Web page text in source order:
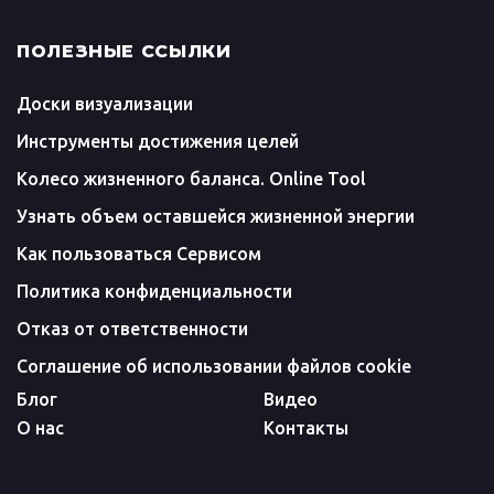
ПОЛЕЗНЫЕ ССЫЛКИ
Доски визуализации
Инструменты достижения целей
Колесо жизненного баланса. Online Tool
Узнать объем оставшейся жизненной энергии
Как пользоваться Сервисом
Политика конфиденциальности
Отказ от ответственности
Соглашение об использовании файлов cookie
Блог
Видео
О нас
Контакты